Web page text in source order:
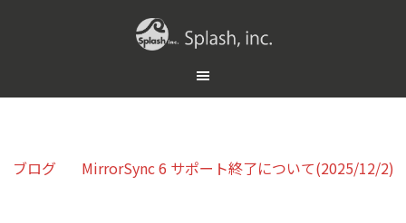
ブログ MirrorSync 6 サポート終了について(2025/12/2)